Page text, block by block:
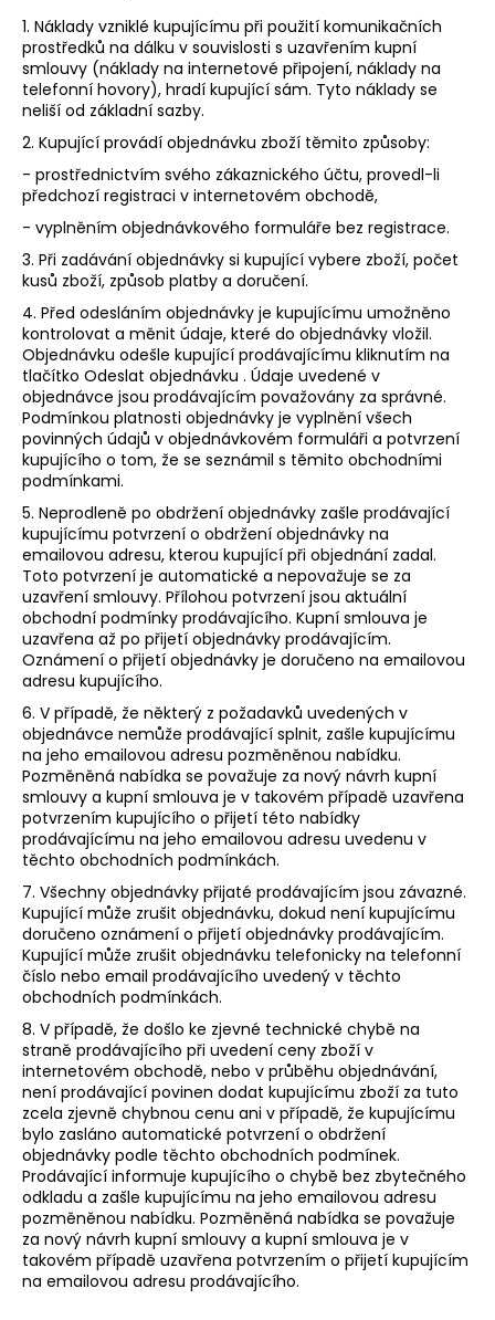
1. Náklady vzniklé kupujícímu při použití komunikačních
prostředků na dálku v souvislosti s uzavřením kupní
smlouvy (náklady na internetové připojení, náklady na
telefonní hovory), hradí kupující sám. Tyto náklady se
neliší od základní sazby.
2. Kupující provádí objednávku zboží těmito způsoby:
- prostřednictvím svého zákaznického účtu, provedl-li
předchozí registraci v internetovém obchodě,
- vyplněním objednávkového formuláře bez registrace.
3. Při zadávání objednávky si kupující vybere zboží, počet
kusů zboží, způsob platby a doručení.
4. Před odesláním objednávky je kupujícímu umožněno
kontrolovat a měnit údaje, které do objednávky vložil.
Objednávku odešle kupující prodávajícímu kliknutím na
tlačítko Odeslat objednávku . Údaje uvedené v
objednávce jsou prodávajícím považovány za správné.
Podmínkou platnosti objednávky je vyplnění všech
povinných údajů v objednávkovém formuláři a potvrzení
kupujícího o tom, že se seznámil s těmito obchodními
podmínkami.
5. Neprodleně po obdržení objednávky zašle prodávající
kupujícímu potvrzení o obdržení objednávky na
emailovou adresu, kterou kupující při objednání zadal.
Toto potvrzení je automatické a nepovažuje se za
uzavření smlouvy. Přílohou potvrzení jsou aktuální
obchodní podmínky prodávajícího. Kupní smlouva je
uzavřena až po přijetí objednávky prodávajícím.
Oznámení o přijetí objednávky je doručeno na emailovou
adresu kupujícího.
6. V případě, že některý z požadavků uvedených v
objednávce nemůže prodávající splnit, zašle kupujícímu
na jeho emailovou adresu pozměněnou nabídku.
Pozměněná nabídka se považuje za nový návrh kupní
smlouvy a kupní smlouva je v takovém případě uzavřena
potvrzením kupujícího o přijetí této nabídky
prodávajícímu na jeho emailovou adresu uvedenu v
těchto obchodních podmínkách.
7. Všechny objednávky přijaté prodávajícím jsou závazné.
Kupující může zrušit objednávku, dokud není kupujícímu
doručeno oznámení o přijetí objednávky prodávajícím.
Kupující může zrušit objednávku telefonicky na telefonní
číslo nebo email prodávajícího uvedený v těchto
obchodních podmínkách.
8. V případě, že došlo ke zjevné technické chybě na
straně prodávajícího při uvedení ceny zboží v
internetovém obchodě, nebo v průběhu objednávání,
není prodávající povinen dodat kupujícímu zboží za tuto
zcela zjevně chybnou cenu ani v případě, že kupujícímu
bylo zasláno automatické potvrzení o obdržení
objednávky podle těchto obchodních podmínek.
Prodávající informuje kupujícího o chybě bez zbytečného
odkladu a zašle kupujícímu na jeho emailovou adresu
pozměněnou nabídku. Pozměněná nabídka se považuje
za nový návrh kupní smlouvy a kupní smlouva je v
takovém případě uzavřena potvrzením o přijetí kupujícím
na emailovou adresu prodávajícího.